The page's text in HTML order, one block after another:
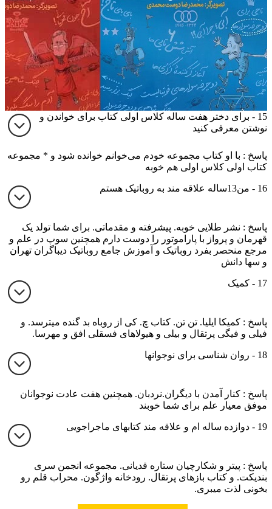
15 - برای دختر هفت ساله کلاس اولی کتاب برای خواندن و
نوشتن معرفی کنید
پاسخ : با او کتاب مجموعه خودم می‌خوانم خوانده شود و * مجموعه
کتاب اولی کلاس اولی هم خوبه
16 - من13ساله علاقه مند به روباتیک هستم
پاسخ : نشر طلایی خوبه. پیشرفته و مقدماتی. برای شما تولد یک
قهرمان و پرواز با پاراموتور را دوست دارم همچنین سوپ در علم و
مرجع منحصر بفرد روباتیک و آموزش جامع روباتیک دیباگران تهران
و سها دانش
17 - کمیک
پاسخ : کمیکا ایلیا. تن تن. کتاب چ. کی از روباه بد گنده میترسد. و
فیلی و فیگی پرتقال و بیلی و هیولاهای فسقلی افق و مهرسا.
18 - روان شناسی برای نوجوانها
پاسخ : کنار آمدن با دیگران.نردبان. همچنین هفت عادت نوجوانان
موفق معیار علم برای شما خوبند
19 - دوازده ساله ام و علاقه مند کتابهای ماجراجویی
پاسخ : پیتر و شکارچیان ستاره قدیانی. مجموعه انجمن سری
بندیکت. و کتاب بازهای پرتقال. رودخانه واژگون. محراب قلم رو
بخونی لذت میبری.